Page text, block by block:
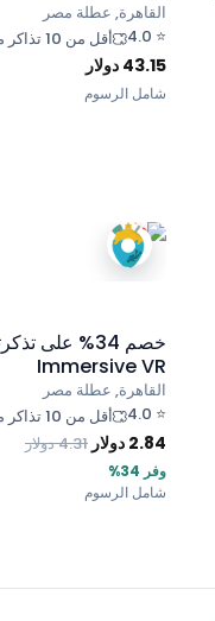
القاهرة, عطلة مصر
⭐
4.0 أقل من 10 تذاكر مباعة
43.15 دولار
شامل الرسوم
خصم 34% على
Immersive VR
القاهرة, عطلة مصر
⭐
4.0 أقل من 10 تذاكر مباعة
2.84 دولار 4.31دولار
وفر 34%
شامل الرسوم